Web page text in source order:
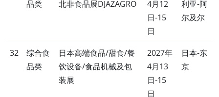
品类
北非食品展DJAZAGRO
4月12
日-15
日
利亚-阿
尔及尔
32
综合食
品类
日本高端食品/甜食/餐
饮设备/食品机械及包
装展
2027年
4月13
日-15
日
日本-东
京